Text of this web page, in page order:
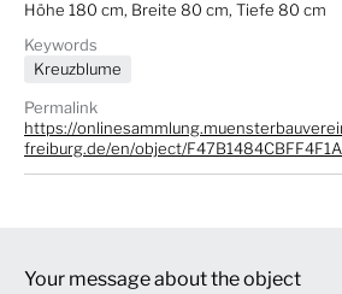
Höhe 180 cm, Breite 80 cm, Tiefe 80 cm
Keywords
Kreuzblume
Permalink
https://
freiburg.de/en/object/
Your message about the object